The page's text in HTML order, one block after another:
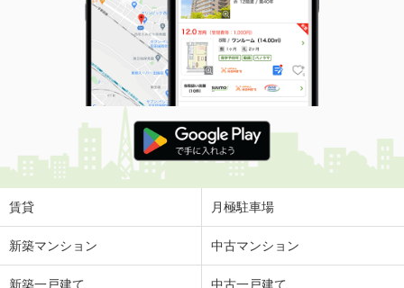
賃貸 月極駐車場
新築マンション 中古マンション
新築一戸建て 中古一戸建て